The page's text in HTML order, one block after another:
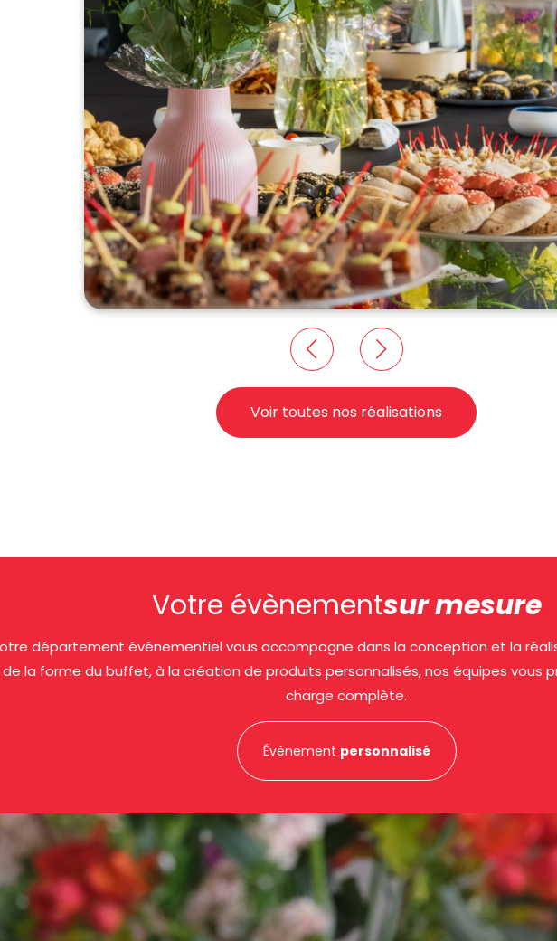
Voir toutes nos réalisations
Votre évènementsur mesure
département événementiel vous accompagne dans la conception et la
de la forme du buffet, à la création de produits personnalisés, nos équipes vous
charge complète.
Évènement personnalisé